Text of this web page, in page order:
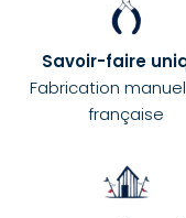
Savoir-faire
Fabrication
française